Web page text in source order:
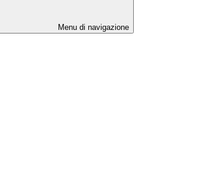
Menu di navigazione